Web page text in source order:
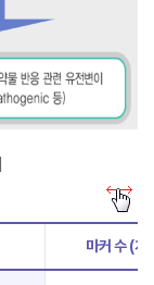
마커 수 (개)